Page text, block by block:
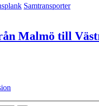
Samtransporter
Malmö till